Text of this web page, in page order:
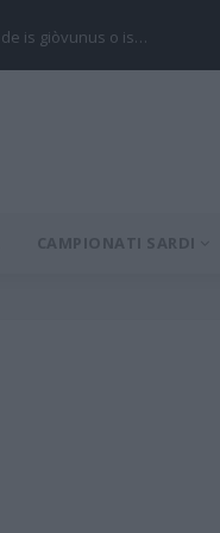
is giòvunus o is…
CAMPIONATI SARDI